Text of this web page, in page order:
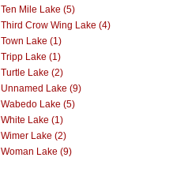
Ten Mile Lake (5)
Third Crow Wing Lake (4)
Town Lake (1)
Tripp Lake (1)
Turtle Lake (2)
Unnamed Lake (9)
Wabedo Lake (5)
White Lake (1)
Wimer Lake (2)
Woman Lake (9)